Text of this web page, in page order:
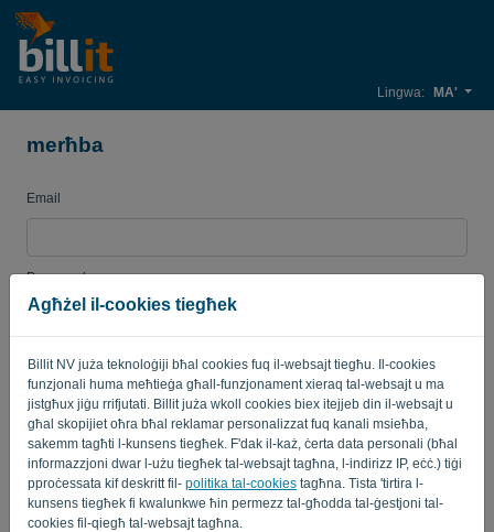
Agħżel il-cookies tiegħek
Billit NV juża teknoloġiji bħal cookies fuq il-websajt tiegħu. Il-cookies
funzjonali huma meħtieġa għall-funzjonament xieraq tal-websajt u ma
jistgħux jiġu rrifjutati. Billit juża wkoll cookies biex itejjeb din il-websajt u
għal skopijiet oħra bħal reklamar personalizzat fuq kanali msieħba,
sakemm tagħti l-kunsens tiegħek. F'dak il-każ, ċerta data personali (bħal
informazzjoni dwar l-użu tiegħek tal-websajt tagħna, l-indirizz IP, eċċ.) tiġi
pproċessata kif deskritt fil- politika tal-cookies tagħna. Tista 'tirtira l-
kunsens tiegħek fi kwalunkwe ħin permezz tal-għodda tal-ġestjoni tal-
cookies fil-qiegħ tal-websajt tagħna.
Lingwa: MA'
merħba
Email
Password
Fakkarni Insejt il-password?
SINJAL